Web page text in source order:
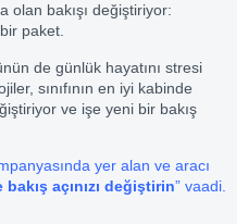
olan bakışı değiştiriyor:
paket.
de günlük hayatını stresi
sınıfının en iyi kabinde
ve işe yeni bir bakış
yer alan ve aracı
bakış açınızı değiştirin” vaadi.